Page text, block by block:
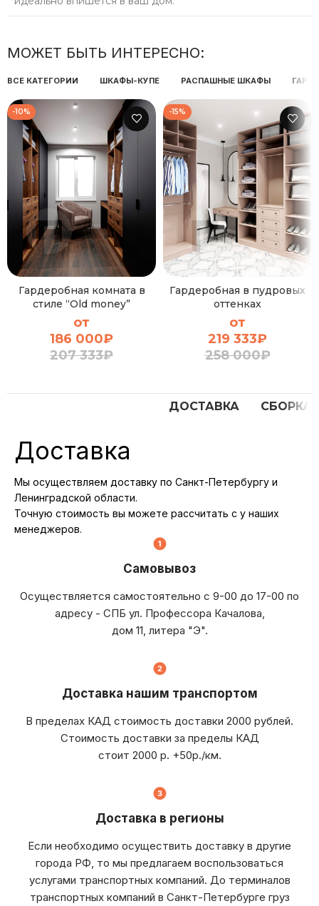
МОЖЕТ БЫТЬ ИНТЕРЕСНО:
ВСЕ КАТЕГОРИИ ШКАФЫ-КУПЕ РАСПАШНЫЕ ШКАФЫ
-10%
Гардеробная комната в
стиле “Old money”
от
186 000₽
207 333₽
-15%
Гардеробная в пудровых
оттенках
от
219 333₽
258 000₽
ДОСТАВКА СБОРКА
Доставка
Мы осуществляем доставку по Санкт-Петербургу и
Ленинградской области.
Точную стоимость вы можете рассчитать с у наших
менеджеров.
Самовывоз
Осуществляется самостоятельно с 9-00 до 17-00 по
адресу - СПБ ул. Профессора Качалова,
дом 11, литера "Э".
Доставка нашим транспортом
В пределах КАД стоимость доставки 2000 рублей.
Стоимость доставки за пределы КАД
стоит 2000 р. +50р./км.
Доставка в регионы
Если необходимо осуществить доставку в другие
города РФ, то мы предлагаем воспользоваться
услугами транспортных компаний. До терминалов
транспортных компаний в Санкт-Петербурге груз